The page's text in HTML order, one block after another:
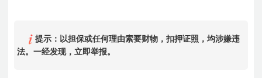
提示：以担保或任何理由索要财物，扣押证照，均涉嫌违
法。一经发现，立即举报。